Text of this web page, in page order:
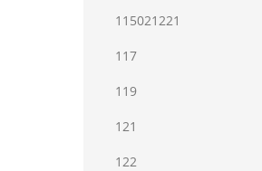
115021221
117
119
121
122